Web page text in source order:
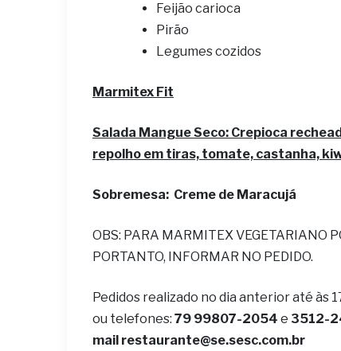
Feijão carioca
Pirão
Legumes cozidos
Marmitex Fit
Salada Mangue Seco: Crepioca
repolho em tiras, tomate, castanha,
Sobremesa: Creme de Maracujá
OBS: PARA MARMITEX VEGETARIANO
PORTANTO, INFORMAR NO PEDIDO.
Pedidos realizado no dia anterior até às
ou telefones: 79 99807-2054 e 3512-
mail restaurante@se.sesc.com.br